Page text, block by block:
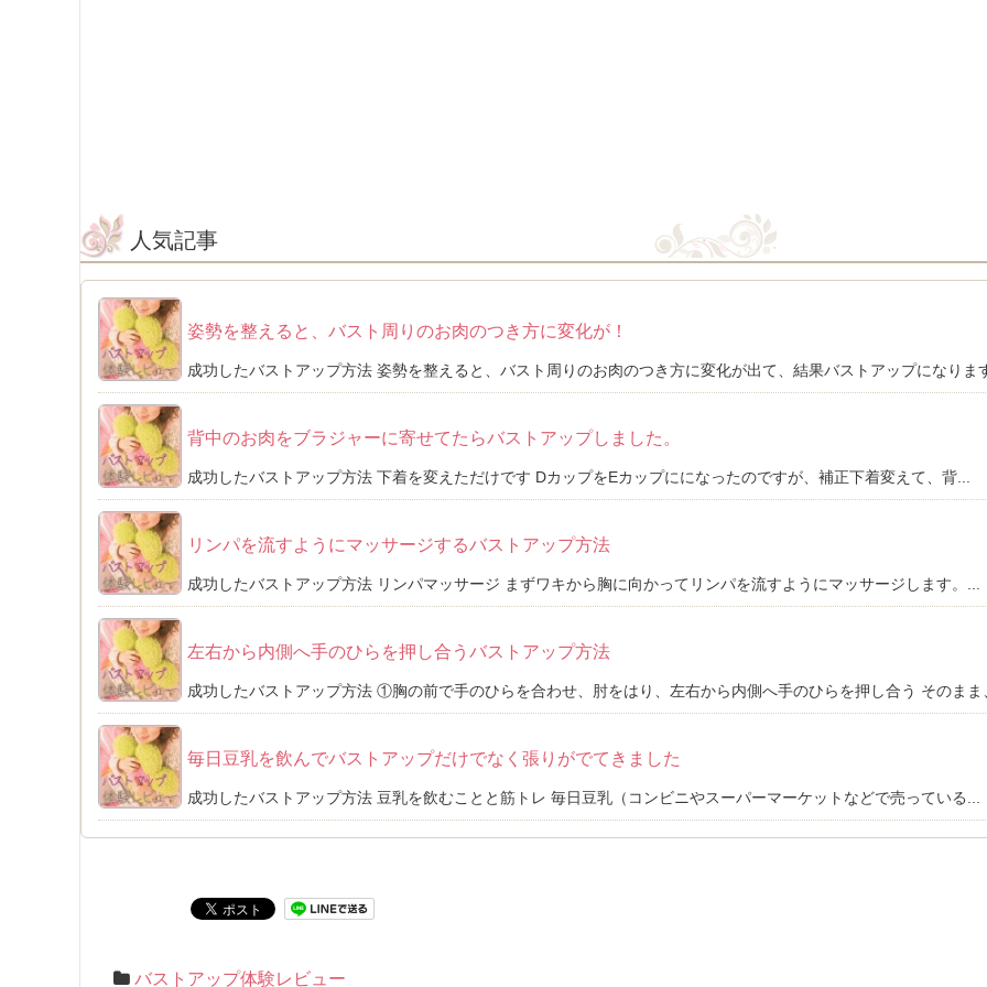
人気記事
姿勢を整えると、バスト周りのお肉のつき方に変化が！
成功したバストアップ方法 姿勢を整えると、バスト周りのお肉のつき方に変化が出て、結果バストアップになりま
背中のお肉をブラジャーに寄せてたらバストアップしました。
成功したバストアップ方法 下着を変えただけです DカップをEカップにになったのですが、補正下着変えて、背...
リンパを流すようにマッサージするバストアップ方法
成功したバストアップ方法 リンパマッサージ まずワキから胸に向かってリンパを流すようにマッサージします。...
左右から内側へ手のひらを押し合うバストアップ方法
成功したバストアップ方法 ①胸の前で手のひらを合わせ、肘をはり、左右から内側へ手のひらを押し合う そのまま
毎日豆乳を飲んでバストアップだけでなく張りがでてきました
成功したバストアップ方法 豆乳を飲むことと筋トレ 毎日豆乳（コンビニやスーパーマーケットなどで売っている...
バストアップ体験レビュー